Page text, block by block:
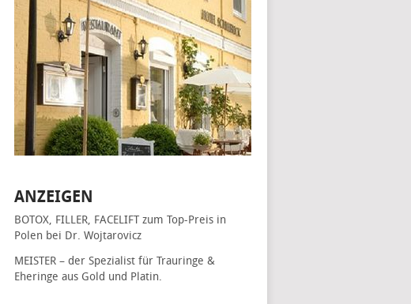
ANZEIGEN
BOTOX, FILLER, FACELIFT zum Top-Preis in
Polen bei Dr. Wojtarovicz
MEISTER – der Spezialist für Trauringe &
Eheringe aus Gold und Platin.